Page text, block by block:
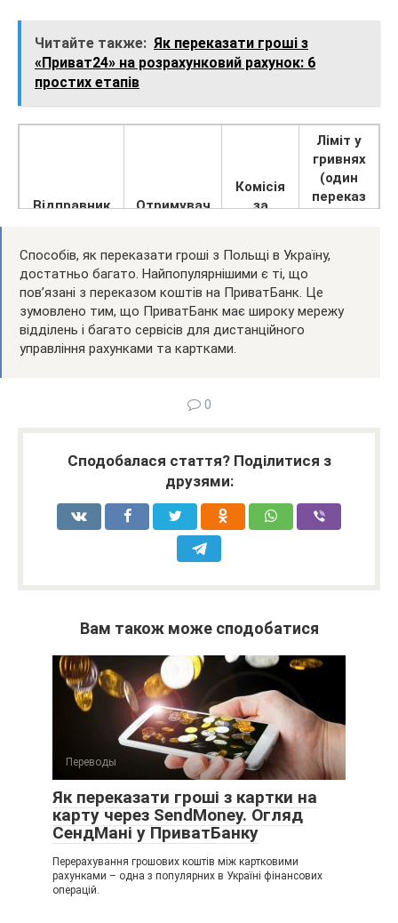
Читайте также: Як переказати гроші з
«Приват24» на розрахунковий рахунок: 6
простих етапів
Відправник Отримувач
Комісія
за
Ліміт у
гривнях
(один
переказ
Закордонний
банк
ПриватБанк
(мінімум
7 USD)
7 000/15
000/250
банк
USD
000/250
Способів, як переказати гроші з Польщі в Україну,
достатньо багато. Найпопулярнішими є ті, що
пов’язані з переказом коштів на ПриватБанк. Це
зумовлено тим, що ПриватБанк має широку мережу
відділень і багато сервісів для дистанційного
управління рахунками та картками.
0
Сподобалася стаття? Поділитися з
друзями:
Вам також може сподобатися
Переводы
Як переказати гроші з картки на
карту через SendMoney. Огляд
СендМані у ПриватБанку
Перерахування грошових коштів між картковими
рахунками – одна з популярних в Україні фінансових
операцій.